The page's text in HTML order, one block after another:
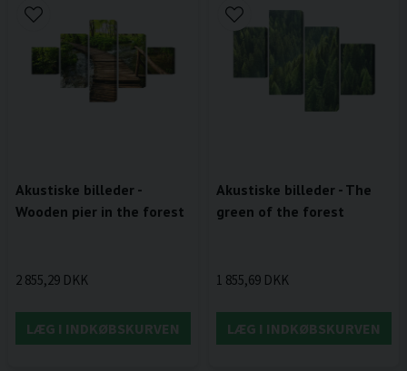
Akustiske billeder -
Wooden pier in the forest
2 855,29 DKK
LÆG I INDKØBSKURVEN
Akustiske billeder - The
green of the forest
1 855,69 DKK
LÆG I INDKØBSKURVEN